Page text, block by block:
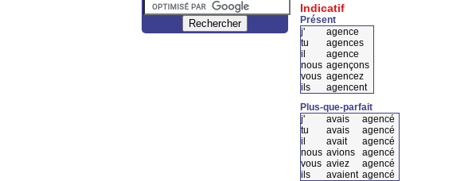
Indicatif
Présent
j'
agence
tu
agences
il
agence
nous agençons
vous agencez
ils
agencent
Plus-que-parfait
j'
avais
agencé
tu
avais
agencé
il
avait
agencé
nous avions
agencé
vous aviez
agencé
ils
avaient agencé